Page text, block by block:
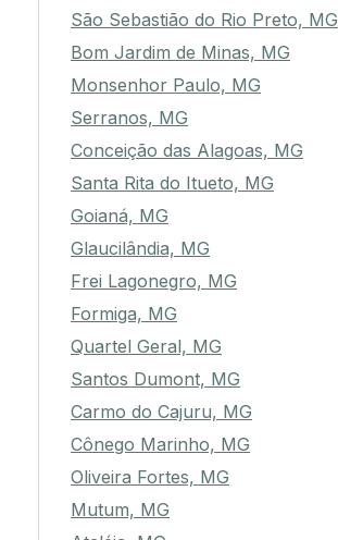
São Sebastião do Rio Preto, MG
Bom Jardim de Minas, MG
Monsenhor Paulo, MG
Serranos, MG
Conceição das Alagoas, MG
Santa Rita do Itueto, MG
Goianá, MG
Glaucilândia, MG
Frei Lagonegro, MG
Formiga, MG
Quartel Geral, MG
Santos Dumont, MG
Carmo do Cajuru, MG
Cônego Marinho, MG
Oliveira Fortes, MG
Mutum, MG